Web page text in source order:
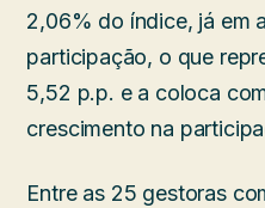
2,06% do índice, já em
participação, o que
5,52 p.p. e a coloca
crescimento na
Entre as 25 gestoras